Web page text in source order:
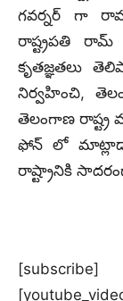
గవర్నర్ గా
రాష్ట్రపతి
కృతజ్ఞతలు
నిర్వహించి,
తెలంగాణ రాష్ట్ర
ఫోన్ లో
రాష్ట్రానికి
[subscribe]